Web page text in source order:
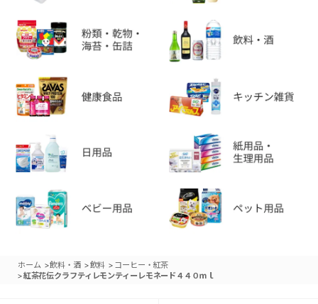
ホーム >飲料・酒 >飲料 > コーヒー・紅茶
>紅茶花伝クラフティレモンティーレモネード４４０ｍｌ